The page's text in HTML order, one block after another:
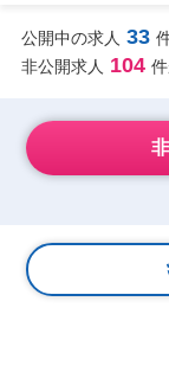
公開中の求人 33
非公開求人 104